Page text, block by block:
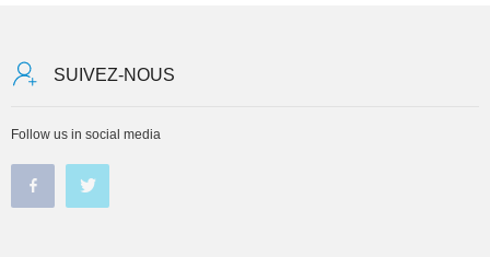
SUIVEZ-NOUS
Follow us in social media